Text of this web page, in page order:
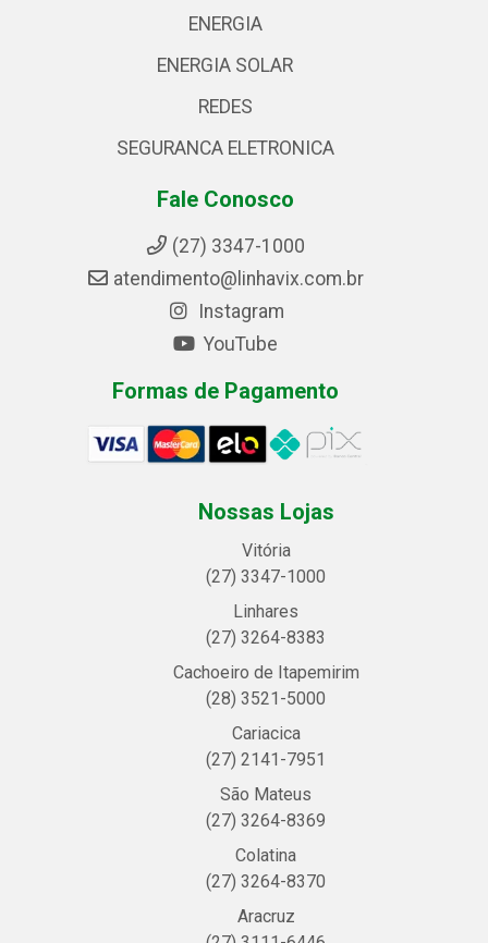
ENERGIA
ENERGIA SOLAR
REDES
SEGURANCA ELETRONICA
Fale Conosco
(27) 3347-1000
atendimento@linhavix.com.br
Instagram
YouTube
Formas de Pagamento
Nossas Lojas
Vitória
(27) 3347-1000
Linhares
(27) 3264-8383
Cachoeiro de Itapemirim
(28) 3521-5000
Cariacica
(27) 2141-7951
São Mateus
(27) 3264-8369
Colatina
(27) 3264-8370
Aracruz